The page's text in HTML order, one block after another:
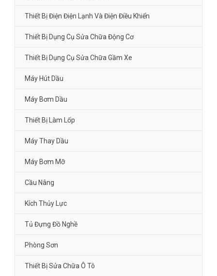
Thiết Bị Điện Điện Lạnh Và Điện Điều Khiển
Thiết Bị Dụng Cụ Sửa Chữa Động Cơ
Thiết Bị Dụng Cụ Sửa Chữa Gầm Xe
Máy Hút Dầu
Máy Bơm Dầu
Thiết Bị Làm Lốp
Máy Thay Dầu
Máy Bơm Mỡ
Cầu Nâng
Kích Thủy Lực
Tủ Đựng Đồ Nghề
Phòng Sơn
Thiết Bị Sửa Chữa Ô Tô